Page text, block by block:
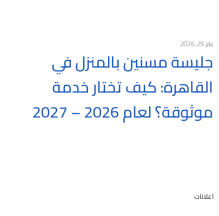
يناير 29, 2026
جليسة مسنين بالمنزل في
القاهرة: كيف تختار خدمة
موثوقة؟ لعام 2026 – 2027
اعلانات